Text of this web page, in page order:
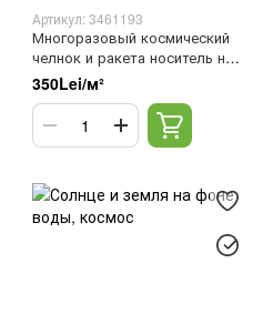
Артикул: 3461193
Многоразовый космический
челнок и ракета носитель на
фоне Земли
350Lei/м²